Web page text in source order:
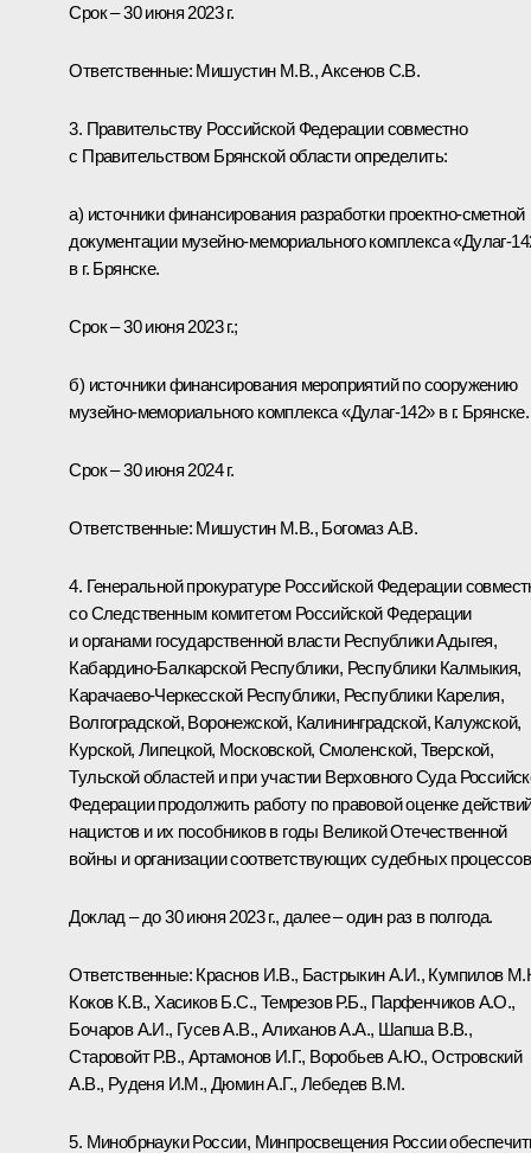
Срок – 30 июня 2023 г.
Ответственные: Мишустин М.В., Аксенов С.В.
3. Правительству Российской Федерации совместно
с Правительством Брянской области определить:
а) источники финансирования разработки проектно-сметной
документации музейно-мемориального комплекса «Дулаг-
в г. Брянске.
Срок – 30 июня 2023 г.;
б) источники финансирования мероприятий по сооружению
музейно-мемориального комплекса «Дулаг-142» в г. Брянске.
Срок – 30 июня 2024 г.
Ответственные: Мишустин М.В., Богомаз А.В.
4. Генеральной прокуратуре Российской Федерации
со Следственным комитетом Российской Федерации
и органами государственной власти Республики Адыгея,
Кабардино-Балкарской Республики, Республики Калмыкия,
Карачаево-Черкесской Республики, Республики Карелия,
Волгоградской, Воронежской, Калининградской, Калужской,
Курской, Липецкой, Московской, Смоленской, Тверской,
Тульской областей и при участии Верховного Суда
Федерации продолжить работу по правовой оценке
нацистов и их пособников в годы Великой Отечественной
войны и организации соответствующих судебных
Доклад – до 30 июня 2023 г., далее – один раз в полгода.
Ответственные: Краснов И.В., Бастрыкин А.И., Кумпилов
Коков К.В., Хасиков Б.С., Темрезов Р.Б., Парфенчиков А.О.,
Бочаров А.И., Гусев А.В., Алиханов А.А., Шапша В.В.,
Старовойт Р.В., Артамонов И.Г., Воробьев А.Ю., Островский
А.В., Руденя И.М., Дюмин А.Г., Лебедев В.М.
5. Минобрнауки России, Минпросвещения России